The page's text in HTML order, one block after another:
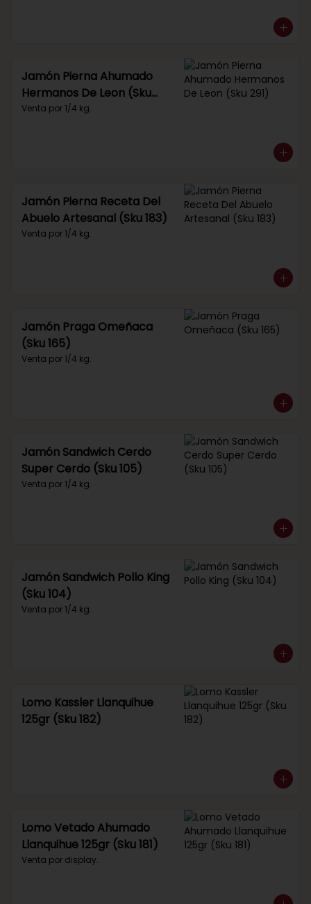
Jamón Pierna Ahumado
Hermanos De Leon (Sku
291)
Venta por 1/4 kg.
Jamón Pierna Receta Del
Abuelo Artesanal (Sku 183)
Venta por 1/4 kg.
Jamón Praga Omeñaca
(Sku 165)
Venta por 1/4 kg.
Jamón Sandwich Cerdo
Super Cerdo (Sku 105)
Venta por 1/4 kg.
Jamón Sandwich Pollo King
(Sku 104)
Venta por 1/4 kg.
Lomo Kassler Llanquihue
125gr (Sku 182)
Lomo Vetado Ahumado
Llanquihue 125gr (Sku 181)
Venta por display.